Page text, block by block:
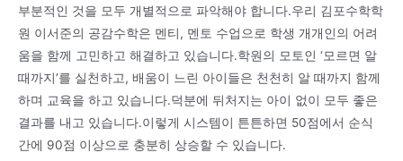
부분적인 것을 모두 개별적으로 파악해야 합니다.우리 김포수학학
원 이서준의 공감수학은 멘티, 멘토 수업으로 학생 개개인의 어려
움을 함께 고민하고 해결하고 있습니다.학원의 모토인 ‘모르면 알
때까지’를 실천하고, 배움이 느린 아이들은 천천히 알 때까지 함께
하며 교육을 하고 있습니다.덕분에 뒤처지는 아이 없이 모두 좋은
결과를 내고 있습니다.이렇게 시스템이 튼튼하면 50점에서 순식
간에 90점 이상으로 충분히 상승할 수 있습니다.